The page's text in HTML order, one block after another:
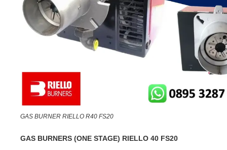
GAS BURNER RIELLO R40 FS20
GAS BURNERS (ONE STAGE) RIELLO 40 FS20